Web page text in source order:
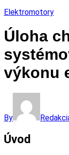
Elektromotory
Úloha
výkonu
By
Úvod